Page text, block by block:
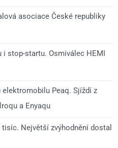
asociace České republiky
i stop-startu. Osmiválec HEMI
Peaq. Sjíždí z
a Enyaqu
Největší zvýhodnění dostal